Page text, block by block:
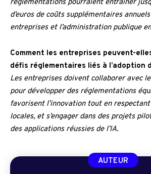
réglementations pourraient entraîner
d’euros de coûts supplémentaires
entreprises et l’administration publique
Comment les entreprises peuvent-
défis réglementaires liés à l’adoption
Les entreprises doivent collaborer avec
pour développer des réglementations
favorisent l’innovation tout en
locales, et s’engager dans des projets
des applications réussies de l’IA.
AUTEUR